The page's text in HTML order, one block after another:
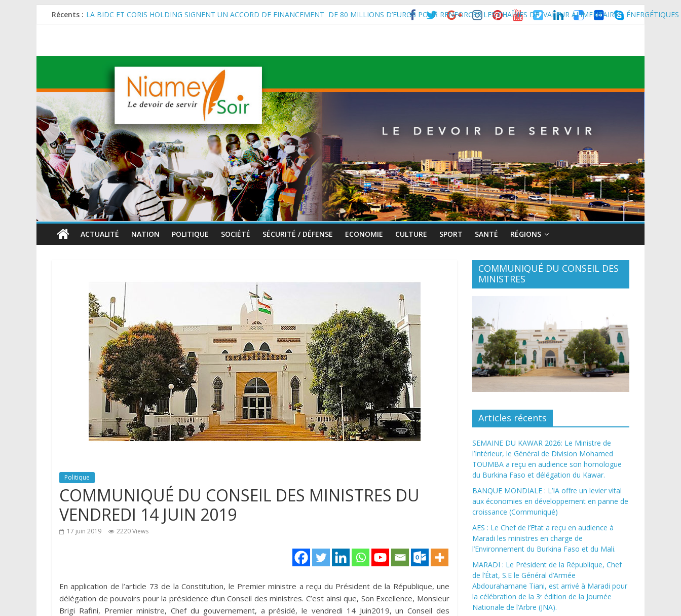
Récents : LA BIDC ET CORIS HOLDING SIGNENT UN ACCORD DE FINANCEMENT DE 80 MILLIONS D’EUROS POUR RENFORCER LES CHAÎNES DE VALEUR ALIMENTAIRES, ÉNERGÉTIQUES
AES : Le Chef de l’Etat a reçu en audience à Maradi les ministres en charge de l’Environnement du Burkina Faso et du Mali.
MARADI : Le Président de la République, Chef de l’État, S.E le Général d’Armée Abdourahamane Tiani, est arrivé à Maradi pour la célébration de la 3ᵉ édition de la Journée Nationale
de l’Arbre (JNA).
ACTUALITÉ NATION POLITIQUE SOCIÉTÉ SÉCURITÉ / DÉFENSE ECONOMIE CULTURE SPORT SANTÉ RÉGIONS
Politique
COMMUNIQUÉ DU CONSEIL DES MINISTRES DU
VENDREDI 14 JUIN 2019
17 juin 2019 2220 Views
En application de l’article 73 de la Constitution, le Premier ministre a reçu du Président de la République, une
délégation de pouvoirs pour la présidence d’un Conseil des ministres. C’est ainsi que, Son Excellence, Monsieur
Brigi Rafini, Premier ministre, Chef du gouvernement, a présidé, le vendredi 14 Juin2019, un Conseil des
COMMUNIQUÉ DU CONSEIL DES
MINISTRES
Articles récents
SEMAINE DU KAWAR 2026: Le Ministre de
l’Intérieur, le Général de Division Mohamed
TOUMBA a reçu en audience son homologue
du Burkina Faso et délégation du Kawar.
BANQUE MONDIALE : L’IA offre un levier vital
aux économies en développement en panne de
croissance (Communiqué)
AES : Le Chef de l’Etat a reçu en audience à
Maradi les ministres en charge de
l’Environnement du Burkina Faso et du Mali.
MARADI : Le Président de la République, Chef
de l’État, S.E le Général d’Armée
Abdourahamane Tiani, est arrivé à Maradi pour
la célébration de la 3ᵉ édition de la Journée
Nationale de l’Arbre (JNA).